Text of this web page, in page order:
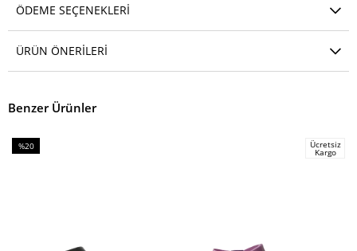
ÖDEME SEÇENEKLERI
ÜRÜN ÖNERILERI
Benzer Ürünler
%20
Ücretsiz
Kargo